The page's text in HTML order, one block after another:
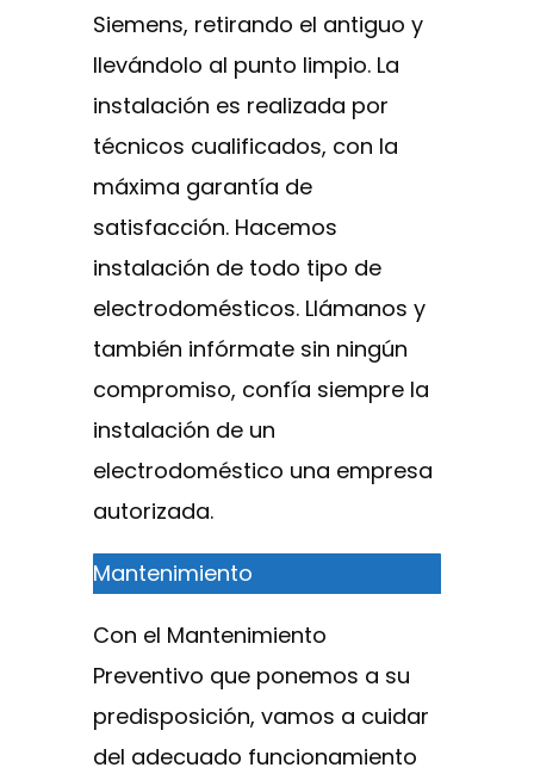
Siemens, retirando el antiguo y
llevándolo al punto limpio. La
instalación es realizada por
técnicos cualificados, con la
máxima garantía de
satisfacción. Hacemos
instalación de todo tipo de
electrodomésticos. Llámanos y
también infórmate sin ningún
compromiso, confía siempre la
instalación de un
electrodoméstico una empresa
autorizada.
Mantenimiento
Con el Mantenimiento
Preventivo que ponemos a su
predisposición, vamos a cuidar
del adecuado funcionamiento